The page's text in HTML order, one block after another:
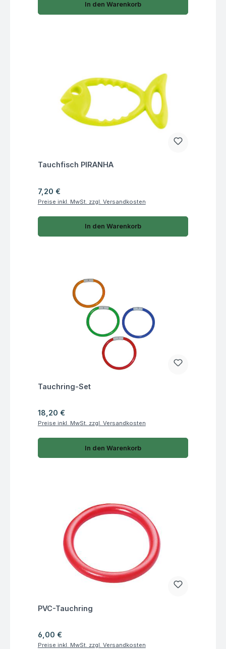
In den Warenkorb
Fragen zum Artikel
Tauchfisch PIRANHA
Regulärer Preis:
7,20 €
Preise inkl. MwSt. zzgl. Versandkosten
In den Warenkorb
Fragen zum Artikel
Tauchring-Set
Regulärer Preis:
18,20 €
Preise inkl. MwSt. zzgl. Versandkosten
In den Warenkorb
Fragen zum Artikel
PVC-Tauchring
Regulärer Preis:
6,00 €
Preise inkl. MwSt. zzgl. Versandkosten